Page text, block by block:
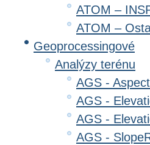
ATOM –
ATOM –
Geoprocessingové
Analýzy terénu
AGS -
AGS -
AGS -
AGS -